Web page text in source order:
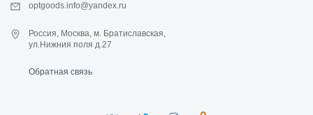
optgoods.info@yandex.ru
Россия, Москва, м. Братиславская,
ул.Нижния поля д.27
Обратная связь